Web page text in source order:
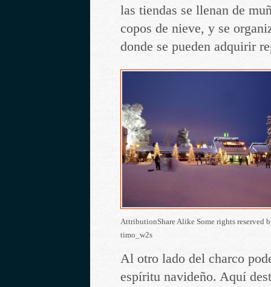
las tiendas se llenan de
copos de nieve, y se
donde se pueden adquirir
AttributionShare Alike Some rights reserved
timo_w2s
Al otro lado del charco
espíritu navideño. Aquí